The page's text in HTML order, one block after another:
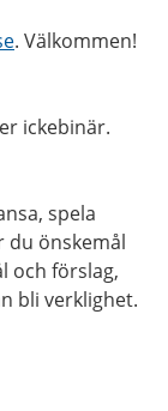
. Välkommen!
ickebinär.
spela
du önskemål
och förslag,
bli verklighet.